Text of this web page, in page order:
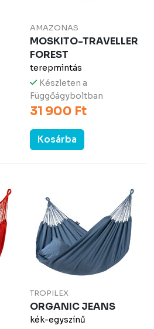
AMAZONAS
MOSKITO-TRAVELLER
FOREST
terepmintás
Készleten a
Függőágyboltban
31 900 Ft
Kosárba
TROPILEX
ORGANIC JEANS
kék-egyszínű